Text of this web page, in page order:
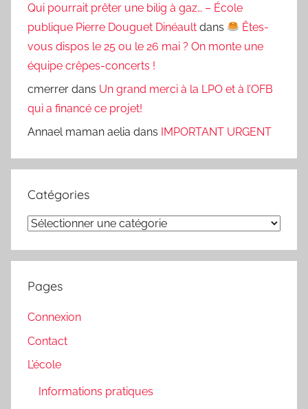
Qui pourrait prêter une bilig à gaz… – École
publique Pierre Douguet Dinéault dans
Êtes-
vous dispos le 25 ou le 26 mai ? On monte une
équipe crêpes-concerts !
cmerrer dans Un grand merci à la LPO et à l’OFB
qui a financé ce projet!
Annael maman aelia dans IMPORTANT URGENT
Catégories
Catégories
Pages
Connexion
Contact
L’école
Informations pratiques